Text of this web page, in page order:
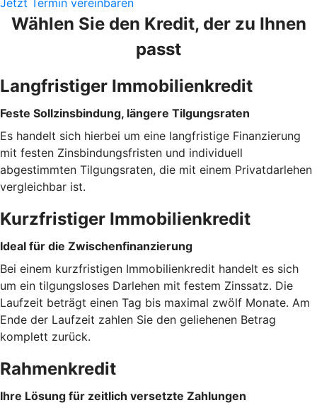
Wählen Sie den Kredit, der zu Ihnen
passt
Langfristiger Immobilienkredit
Feste Sollzinsbindung, längere Tilgungsraten
Es handelt sich hierbei um eine langfristige Finanzierung
mit festen Zinsbindungsfristen und individuell
abgestimmten Tilgungsraten, die mit einem Privatdarlehen
vergleichbar ist.
Kurzfristiger Immobilienkredit
Ideal für die Zwischenfinanzierung
Bei einem kurzfristigen Immobilienkredit handelt es sich
um ein tilgungsloses Darlehen mit festem Zinssatz. Die
Laufzeit beträgt einen Tag bis maximal zwölf Monate. Am
Ende der Laufzeit zahlen Sie den geliehenen Betrag
komplett zurück.
Rahmenkredit
Ihre Lösung für zeitlich versetzte Zahlungen